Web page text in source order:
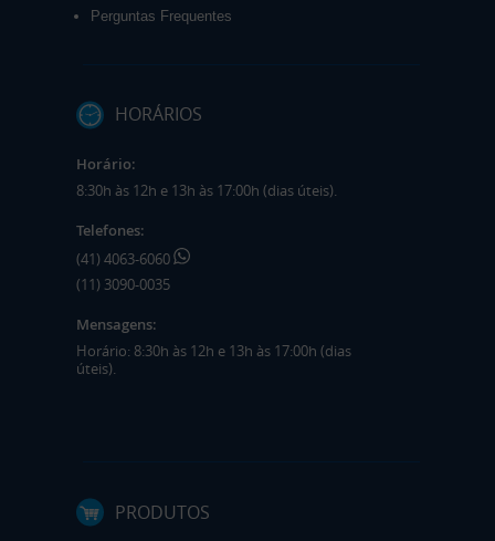
Perguntas Frequentes
HORÁRIOS
Horário:
8:30h às 12h e 13h às 17:00h (dias úteis).
Telefones:
(41) 4063-6060
(11) 3090-0035
Mensagens:
Horário: 8:30h às 12h e 13h às 17:00h (dias
úteis).
PRODUTOS